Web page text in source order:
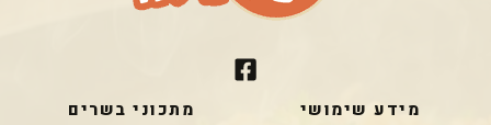
מידע שימושי מתכוני בשרים